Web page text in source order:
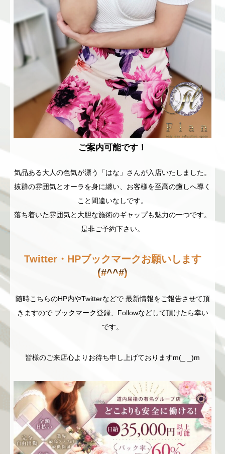
ご案内可能です！
気品ある大人の色気が漂う「はな」さんが入店いたしました。
抜群の雰囲気とオーラを身に纏い、お客様を至高の癒しへ導く
こと間違いなしです。
落ち着いた雰囲気と大胆な施術のギャップも魅力の一つです。
是非ご予約下さい。
Twitter・HPブックマークお願いします
(#^^#)
随時こちらのHP内やTwitterなどで 最新情報をご報告させて頂
きますので ブックマーク登録、Followなどして頂けたら幸い
です。
皆様のご来店心よりお待ち申し上げておりますm(_ _)m